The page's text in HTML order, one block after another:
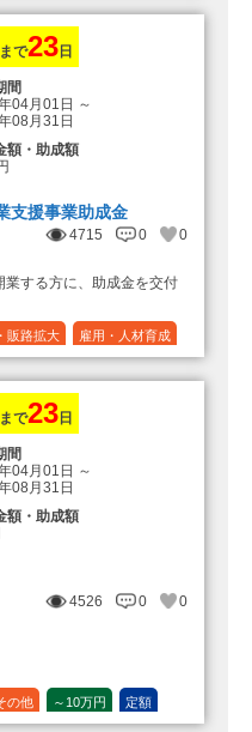
で50万円＋25万円加算＝75万
で23 日
間
04月01日 ～
08月31日
額・助成額
支援事業助成金
4715 0
0
業する方に、助成金を交付
販路拡大 雇用・人材育成
で23 日
間
04月01日 ～
08月31日
額・助成額
4526 0
0
の他 ～10万円 定額